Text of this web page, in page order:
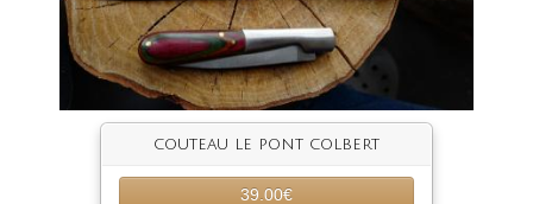
couteau le pont colbert
39.00€